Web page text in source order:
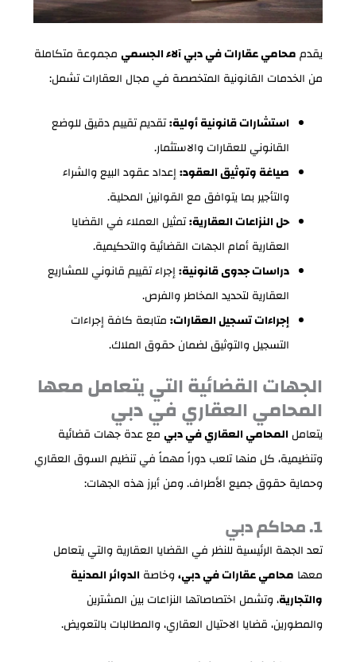
يقدممحامي عقارات في دبي آلاء الجسميمجموعة متكاملة
من الخدمات القانونية المتخصصة في مجال العقارات تشمل:
استشارات قانونية أولية:تقديم تقييم دقيق للوضع
القانوني للعقارات والاستثمار.
صياغة وتوثيق العقود:إعداد عقود البيع والشراء
والتأجير بما يتوافق مع القوانين المحلية.
حل النزاعات العقارية:تمثيل العملاء في القضايا
العقارية أمام الجهات القضائية والتحكيمية.
دراسات جدوى قانونية:إجراء تقييم قانوني للمشاريع
العقارية لتحديد المخاطر والفرص.
إجراءات تسجيل العقارات:متابعة كافة إجراءات
التسجيل والتوثيق لضمان حقوق الملاك.
الجهات القضائية التي يتعامل معها
المحامي العقاري في دبي
يتعامل المحامي العقاري في دبيمع عدة جهات قضائية
وتنظيمية، كل منها تلعب دوراً مهماً في تنظيم السوق العقاري
وحماية حقوق جميع الأطراف. ومن أبرز هذه الجهات:
1. محاكم دبي
تعد الجهة الرئيسية للنظر في القضايا العقارية والتي يتعامل
معها محامي عقارات في دبي،وخاصة الدوائر المدنية
والتجارية، وتشمل اختصاصاتها النزاعات بين المشترين
والمطورين، قضايا الاحتيال العقاري، والمطالبات بالتعويض.